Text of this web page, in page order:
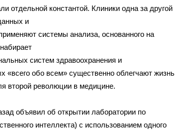
отдельной константой. Клиники одна за другой
и
системы анализа, основанного на
систем здравоохранения и
обо всем» существенно облегчают жизнь
второй революции в медицине.
объявил об открытии лаборатории по
интеллекта) с использованием одного